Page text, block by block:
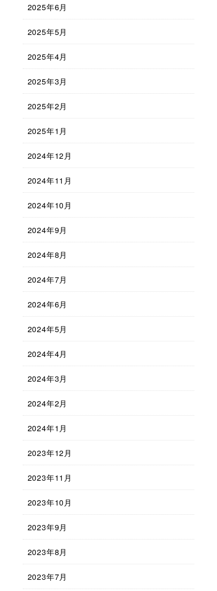
2025年6月
2025年5月
2025年4月
2025年3月
2025年2月
2025年1月
2024年12月
2024年11月
2024年10月
2024年9月
2024年8月
2024年7月
2024年6月
2024年5月
2024年4月
2024年3月
2024年2月
2024年1月
2023年12月
2023年11月
2023年10月
2023年9月
2023年8月
2023年7月